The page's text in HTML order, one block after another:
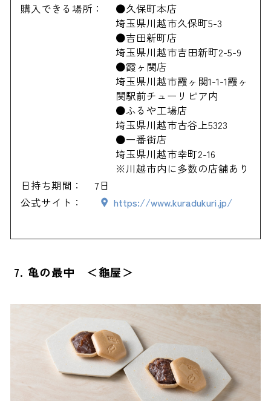
購入できる場所：
●久保町本店
埼玉県川越市久保町5-3
●吉田新町店
埼玉県川越市吉田新町2-5-9
●霞ヶ関店
埼玉県川越市霞ヶ関1-1-1霞ヶ
関駅前チューリピア内
●ふるや工場店
埼玉県川越市古谷上5323
●一番街店
埼玉県川越市幸町2-16
※川越市内に多数の店舗あり
日持ち期間：
7日
公式サイト：
https://www.kuradukuri.jp/
7. 亀の最中 ＜龜屋＞